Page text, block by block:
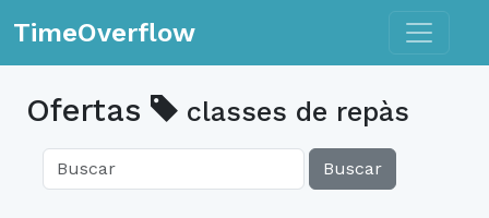
TimeOverflow Toggle
Ofertas classes de repàs
Buscar